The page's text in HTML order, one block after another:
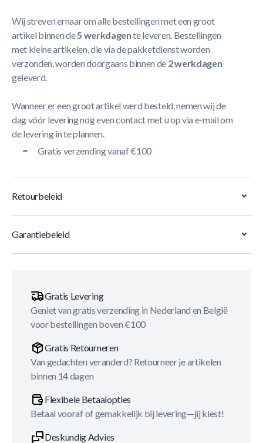
Wij streven ernaar om alle bestellingen met een groot
artikel binnen de5 werkdagente leveren. Bestellingen
met kleine artikelen, die via de pakketdienst worden
verzonden, worden doorgaans binnen de 2 werkdagen
geleverd.
Wanneer er een groot artikel werd besteld, nemen wij de
dag vóór levering nog even contact met u op via e-mail om
de levering in te plannen.
Gratis verzending vanaf €100
Retourbeleid
Garantiebeleid
Gratis Levering
Geniet van gratis verzending in Nederland en België
voor bestellingen boven €100
Gratis Retourneren
Van gedachten veranderd? Retourneer je artikelen
binnen 14 dagen
Flexibele Betaalopties
Betaal vooraf of gemakkelijk bij levering—jij kiest!
Deskundig Advies